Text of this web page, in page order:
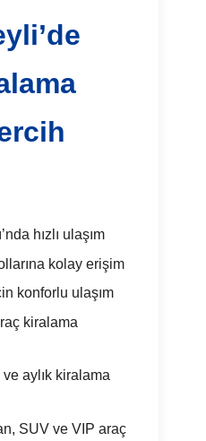
hızlı ulaşım
kolay erişim
konforlu ulaşım
kiralama
aylık kiralama
SUV ve VIP araç